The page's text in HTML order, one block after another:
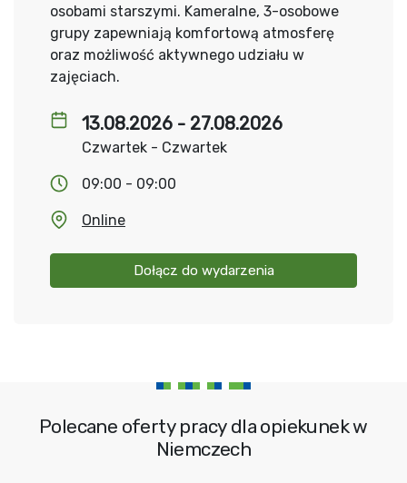
13.08.2026 - 27.08.2026
Czwartek - Czwartek
09:00 - 09:00
Online
Dołącz do wydarzenia
osobami starszymi. Kameralne, 3-osobowe
grupy zapewniają komfortową atmosferę
oraz możliwość aktywnego udziału w
zajęciach.
Polecane oferty pracy dla opiekunek w
Niemczech